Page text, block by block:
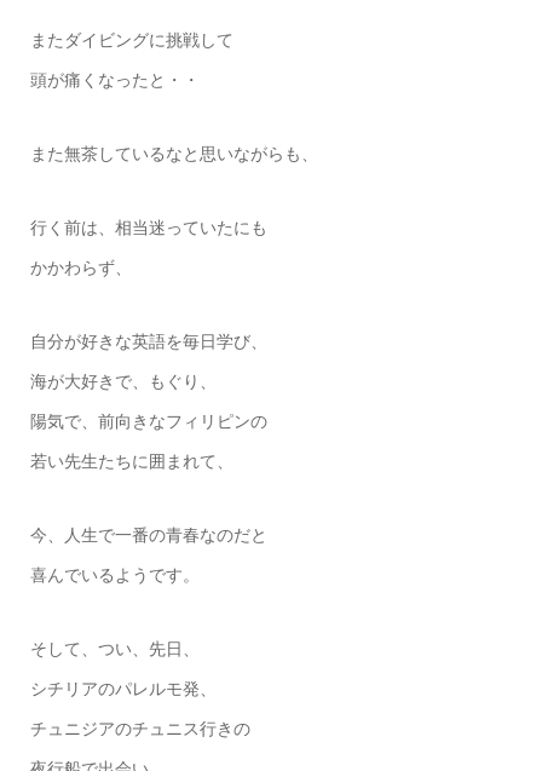
またダイビングに挑戦して
頭が痛くなったと・・
また無茶しているなと思いながらも、
行く前は、相当迷っていたにも
かかわらず、
自分が好きな英語を毎日学び、
海が大好きで、もぐり、
陽気で、前向きなフィリピンの
若い先生たちに囲まれて、
今、人生で一番の青春なのだと
喜んでいるようです。
そして、つい、先日、
シチリアのパレルモ発、
チュニジアのチュニス行きの